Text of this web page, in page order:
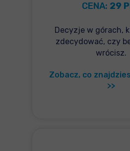
CENA: 29
Decyzje w górach,
zdecydować, czy
wrócisz.
Zobacz, co
>>